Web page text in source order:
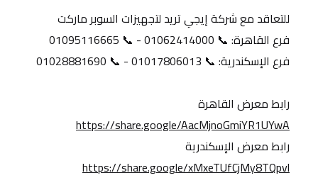
للتعاقد مع شركة إيجي تريد لتجهيزات السوبر ماركت
فرع القاهرة: 📞 01062414000 - 📞 01095116665
فرع الإسكندرية: 📞 01017806013 - 📞 01028881690
رابط معرض القاهرة
https://share.google/AacMjnoGmiYR1UYwA
رابط معرض الإسكندرية
https://share.google/xMxeTUfCjMy8TQpvl